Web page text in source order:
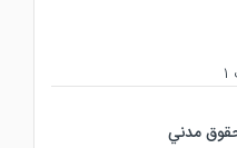
مدني